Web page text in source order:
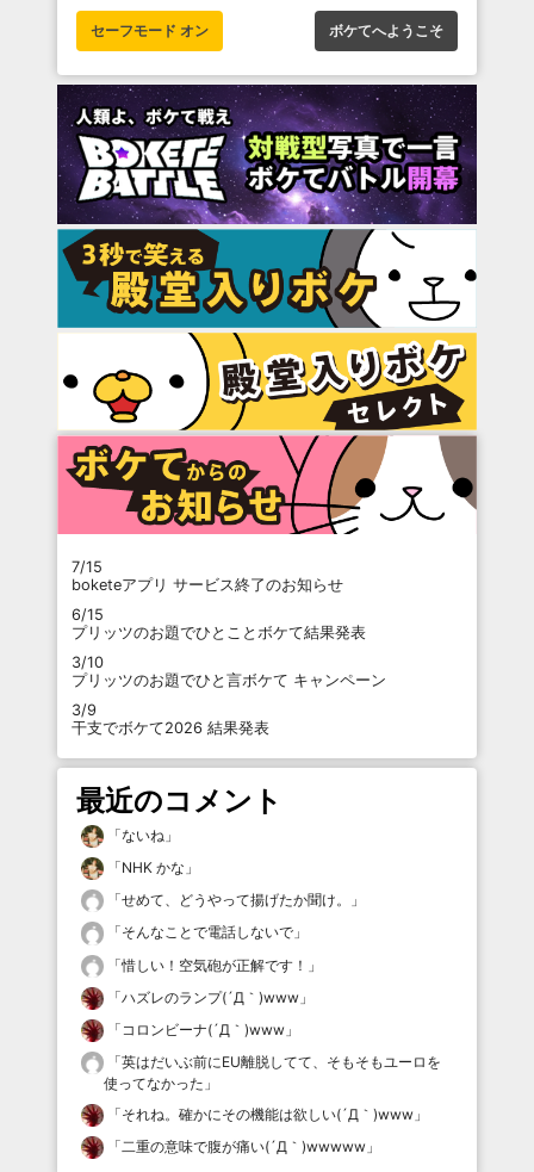
セーフモード オン ボケてへようこそ
7/15
boketeアプリ サービス終了のお知らせ
6/15
プリッツのお題でひとことボケて結果発表
3/10
プリッツのお題でひと言ボケて キャンペーン
3/9
干支でボケて2026 結果発表
最近のコメント
「ないね 」
「NHK かな 」
「せめて、どうやって揚げたか聞け。
」
「そんなことで電話しないで 」
「惜しい！空気砲が正解です！ 」
「ハズレのランプ(´Д｀)www 」
「 コロンビーナ(´Д｀)www 」
「英はだいぶ前にEU離脱してて、そもそもユーロを
使ってなかった 」
「それね。確かにその機能は欲しい(´Д｀)www 」
「二重の意味で腹が痛い(´Д｀)wwwww 」